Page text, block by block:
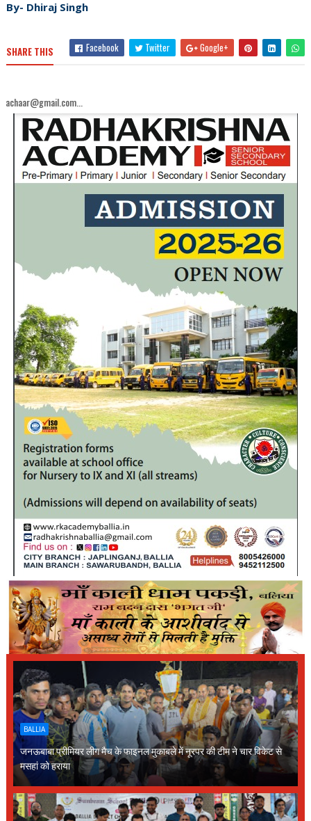
By- Dhiraj Singh
SHARE THIS Facebook Twitter Google+
BALLIA
जनऊबाबा प्रीमियर लीग मैच के फाइनल मुकाबले में नूरपर की टीम ने चार विकेट से
मसहां को हराया